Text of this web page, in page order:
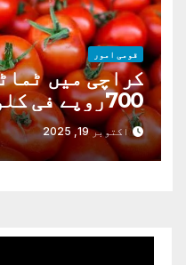
قومی امور
کراچی میں
700روپے فی کلو تک پہنچ گئی
اکتوبر 19, 2025